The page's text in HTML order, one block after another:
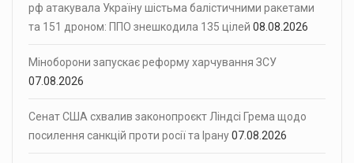
рф атакувала Україну шістьма балістичними ракетами
та 151 дроном: ППО знешкодила 135 цілей 08.08.2026
Міноборони запускає реформу харчування ЗСУ
07.08.2026
Сенат США схвалив законопроєкт Ліндсі Грема щодо
посилення санкцій проти росії та Ірану07.08.2026